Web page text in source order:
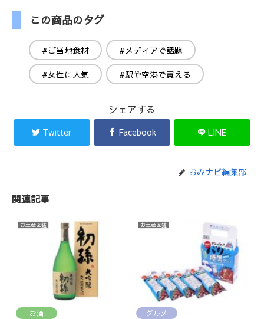
この商品のタグ
#ご当地食材 #メディアで話題
#女性に人気 #駅や空港で買える
シェアする
Twitter Facebook LINE
おみナビ編集部
関連記事
お土産図鑑
お酒
お土産図鑑
グルメ